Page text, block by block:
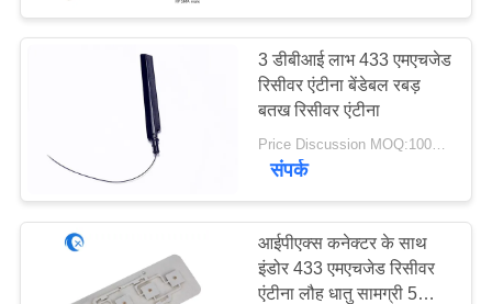
गुणवत्ता
नियंत्रण
3 डीबीआई लाभ 433 एमएचजेड
रिसीवर एंटीना बेंडेबल रबड़
बतख रिसीवर एंटीना
Price Discussion MOQ:100PCS
संपर्क
आईपीएक्स कनेक्टर के साथ
इंडोर 433 एमएचजेड रिसीवर
एंटीना लौह धातु सामग्री 5